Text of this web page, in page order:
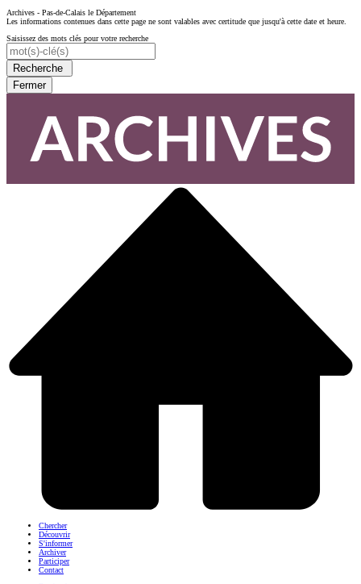
Archives - Pas-de-Calais le Département
Les informations contenues dans cette page ne sont valables avec certitude que jusqu'à cette date et heure.
Saisissez des mots clés pour votre recherche
Recherche
Fermer
Chercher
Découvrir
S'informer
Archiver
Participer
Contact